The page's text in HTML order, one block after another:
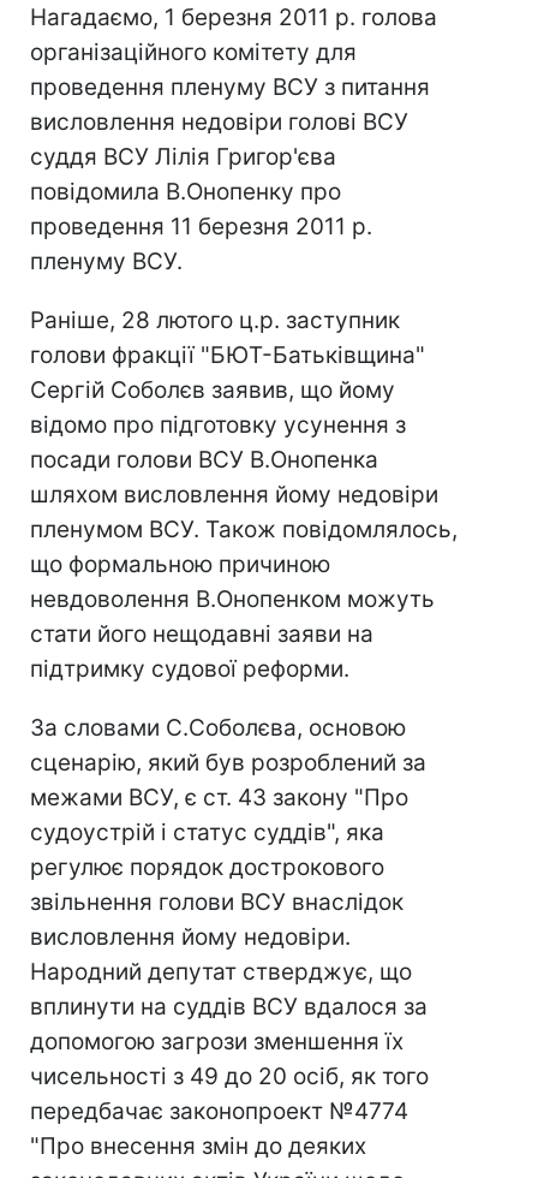
Нагадаємо, 1 березня 2011 р. голова
організаційного комітету для
проведення пленуму ВСУ з питання
висловлення недовіри голові ВСУ
суддя ВСУ Лілія Григор'єва
повідомила В.Онопенку про
проведення 11 березня 2011 р.
пленуму ВСУ.
Раніше, 28 лютого ц.р. заступник
голови фракції "БЮТ-Батьківщина"
Сергій Соболєв заявив, що йому
відомо про підготовку усунення з
посади голови ВСУ В.Онопенка
шляхом висловлення йому недовіри
пленумом ВСУ. Також повідомлялось,
що формальною причиною
невдоволення В.Онопенком можуть
стати його нещодавні заяви на
підтримку судової реформи.
За словами С.Соболєва, основою
сценарію, який був розроблений за
межами ВСУ, є ст. 43 закону "Про
судоустрій і статус суддів", яка
регулює порядок дострокового
звільнення голови ВСУ внаслідок
висловлення йому недовіри.
Народний депутат стверджує, що
вплинути на суддів ВСУ вдалося за
допомогою загрози зменшення їх
чисельності з 49 до 20 осіб, як того
передбачає законопроект №4774
"Про внесення змін до деяких